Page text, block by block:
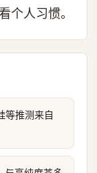
个人习惯。
等推测来自